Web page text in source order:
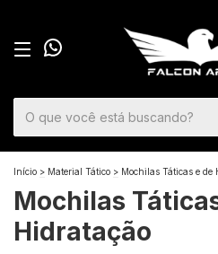
Início > Material Tático > Mochilas Táticas e de
Mochilas
Hidratação